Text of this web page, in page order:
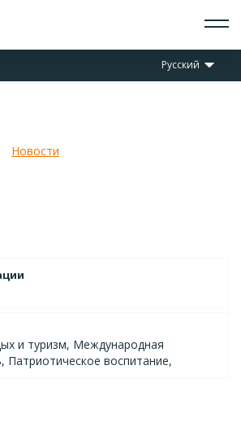
Русский
Новости
и туризм, Международная
Патриотическое воспитание,